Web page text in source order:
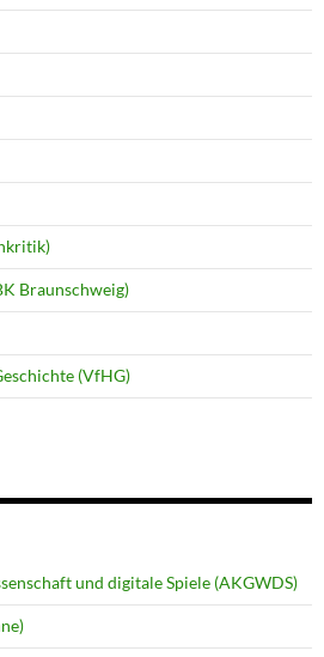
Braunschweig)
(VfHG)
und digitale Spiele (AKGWDS)